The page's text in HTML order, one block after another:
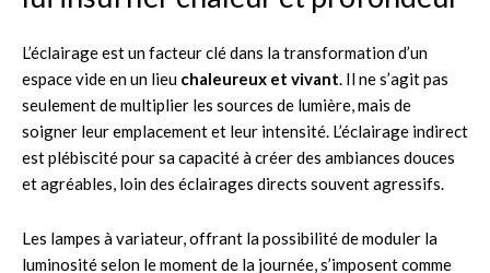
L’éclairage est un facteur clé dans la transformation d’un
espace vide en un lieu chaleureux et vivant. Il ne s’agit pas
seulement de multiplier les sources de lumière, mais de
soigner leur emplacement et leur intensité. L’éclairage indirect
est plébiscité pour sa capacité à créer des ambiances douces
et agréables, loin des éclairages directs souvent agressifs.
Les lampes à variateur, offrant la possibilité de moduler la
luminosité selon le moment de la journée, s’imposent comme